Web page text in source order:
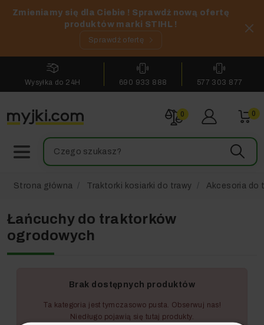
Zmieniamy się dla Ciebie ! Sprawdź nową ofertę
produktów marki STIHL !
Sprawdź ofertę
Wysyłka do 24H 690 933 888 577 303 877
0 0
Strona główna Traktorki kosiarki do trawy Akcesoria do
Łańcuchy do traktorków
ogrodowych
Brak dostępnych produktów
Ta kategoria jest tymczasowo pusta. Obserwuj nas!
Niedługo pojawią się tutaj produkty.